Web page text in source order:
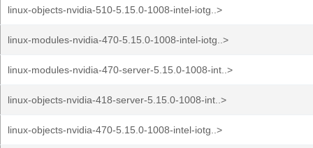
linux-objects-nvidia-510-5.15.0-1008-intel-iotg..>
linux-modules-nvidia-470-5.15.0-1008-intel-iotg..>
linux-modules-nvidia-470-server-5.15.0-1008-int..>
linux-objects-nvidia-418-server-5.15.0-1008-int..>
linux-objects-nvidia-470-5.15.0-1008-intel-iotg..>